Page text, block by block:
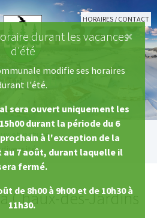
HORAIRES / CONTACT
durant les vacances
d'été
modifie ses horaires
l'été.
sera ouvert uniquement les
durant la période du 6
à l'exception de la
au 7 août, durant laquelle il
fermé.
de 8h00 à 9h00 et de 10h30 à
11h30.
×
ici:
et nature
Chaux-des-Jardins